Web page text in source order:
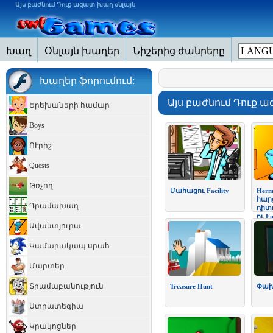
Այս բաժնում Դուք ազատ խաղ օնլայն
Խաղ Օնլայն խաղեր Նիշերից ժանրերը
Խաղեր ֆորումում:
Երեխաների համար
Boys
ՈՒրիշ
Quests
Թռչող
Դրամախաղ
Ավանտյուրա
Կամարակապ սրահ
Մարտեր
Տրամաբանություն
Ստրատեգիա
Կրակոցներ
Այս բաժնում Դուք
Մահացու Facility
ու
Treasure Hunt